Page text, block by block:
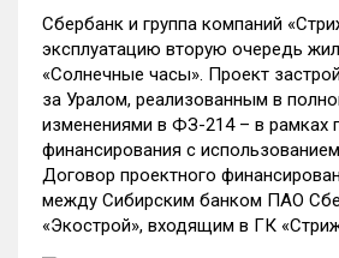
Сбербанк и группа компаний
эксплуатацию вторую очередь
«Солнечные часы». Проект
за Уралом, реализованным в
изменениями в ФЗ-214 – в рамках
финансирования с
Договор проектного
между Сибирским банком ПАО
«Экострой», входящим в ГК